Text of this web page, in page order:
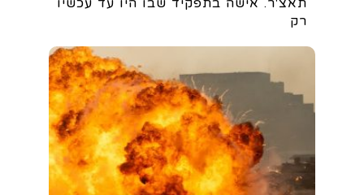
רק